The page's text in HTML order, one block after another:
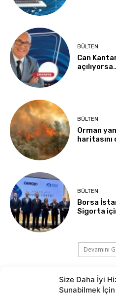
Size Daha İyi
Sunabilmek
BÜLTEN
Can
BÜLTEN
Orman
BÜLTEN
Borsa
Sigorta
Devamını